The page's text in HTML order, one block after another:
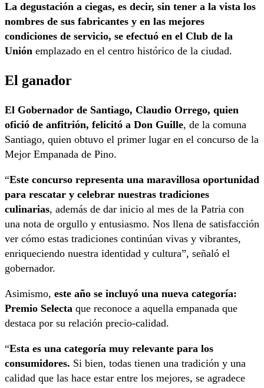
La degustación a ciegas, es decir, sin tener a la vista los
nombres de sus fabricantes y en las mejores
condiciones de servicio, se efectuó en el Club de la
Unión emplazado en el centro histórico de la ciudad.
El ganador
El Gobernador de Santiago, Claudio Orrego, quien
ofició de anfitrión, felicitó a Don Guille, de la comuna
Santiago, quien obtuvo el primer lugar en el concurso de la
Mejor Empanada de Pino.
“Este concurso representa una maravillosa oportunidad
para rescatar y celebrar nuestras tradiciones
culinarias, además de dar inicio al mes de la Patria con
una nota de orgullo y entusiasmo. Nos llena de satisfacción
ver cómo estas tradiciones continúan vivas y vibrantes,
enriqueciendo nuestra identidad y cultura”, señaló el
gobernador.
Asimismo, este año se incluyó una nueva categoría:
Premio Selecta que reconoce a aquella empanada que
destaca por su relación precio-calidad.
“Esta es una categoría muy relevante para los
consumidores. Si bien, todas tienen una tradición y una
calidad que las hace estar entre los mejores, se agradece